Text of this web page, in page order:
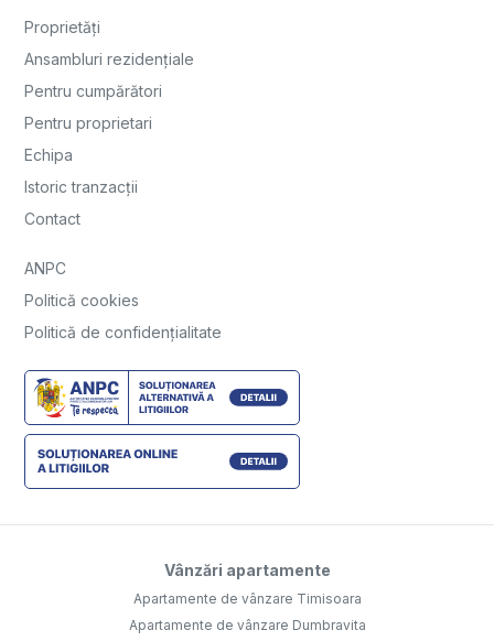
Proprietăți
Ansambluri rezidențiale
Pentru cumpărători
Pentru proprietari
Echipa
Istoric tranzacții
Contact
ANPC
Politică cookies
Politică de confidențialitate
Vânzări apartamente
Apartamente de vânzare Timisoara
Apartamente de vânzare Dumbravita